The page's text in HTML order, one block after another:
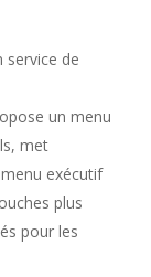
service de
un menu
met
exécutif
plus
pour les